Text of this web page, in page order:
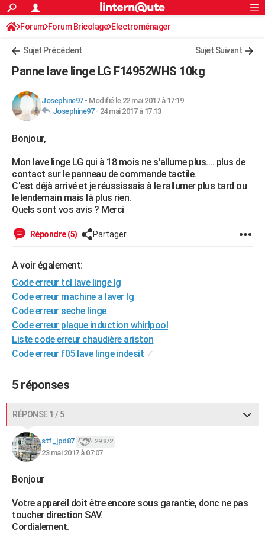
ACTUALITÉS
Politique
Société
Faits Divers
Education
Monde
Villes
+
Retraite
Impôts
Epargne
Immobilier
Risques naturels par ville
Banque
Assurance
Crédit
AUTO
HIGH-TECH
BRICOLAGE
Forum
Aménagement intérieur
Extérieur
Cuisine
Salle de bains
Jardinage
Rangement
WEEK-END
Guides de France
Escapades
Patrimoine
Expositions
Musées
Week-end nature
+LIFESTYLE
Art de vivre
Bien-être
Loisirs
Mode
Modes de vie
SANTE
Destinations
City break
Voyage nature
Voyage de noces
Forum
Climat
+PHOTO
GUIDES D'ACHAT
BONS PLANS
CARTE DE VOEUX
S'inscrire
Se connecter
Lycées
Collèges
Primaires
Universités
Entreprises
Service militaire
Avis de recherche
AVIS DE DÉCÈS
S'inscrire
Connexion
Forum Forum Bricolage Electroménager
Sujet Précédent Sujet Suivant
Panne lave linge LG F14952WHS 10kg
Josephine97- Modifié le 22 mai 2017 à 17:19
Josephine97- 24 mai 2017 à 17:13
Bonjour,
Mon lave linge LG qui à 18 mois ne s'allume plus.... plus de
contact sur le panneau de commande tactile.
C'est déjà arrivé et je réussissais à le rallumer plus tard ou
le lendemain mais là plus rien.
Quels sont vos avis ? Merci
Répondre (5) Partager
A voir également:
Code erreur tcl lave linge lg
Code erreur machine a laver lg
Code erreur seche linge
Code erreur plaque induction whirlpool
Liste code erreur chaudière ariston
Code erreur f05 lave linge indesit ✓
5 réponses
RÉPONSE 1 / 5
stf_jpd87 29 872
23 mai 2017 à 07:07
Bonjour
Votre appareil doit être encore sous garantie, donc ne pas
toucher direction SAV.
Cordialement.